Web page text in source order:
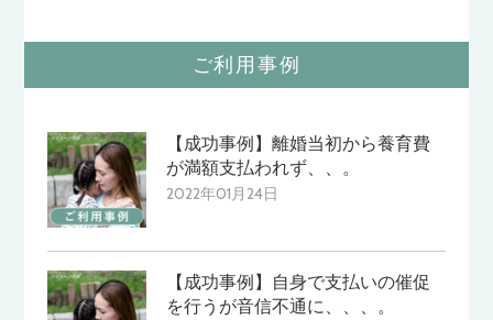
ご利用事例
【成功事例】離婚当初から養育費
が満額支払われず、、。
2022年01月24日
【成功事例】自身で支払いの催促
を行うが音信不通に、、、。